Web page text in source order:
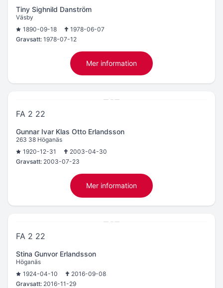
Tiny Sighnild Danström
Väsby
1890-09-18
1978-06-07
Gravsatt: 1978-07-12
Mer information
FA 2 22
Gunnar Ivar Klas Otto Erlandsson
263 38 Höganäs
1920-12-31
2003-04-30
Gravsatt: 2003-07-23
Mer information
FA 2 22
Stina Gunvor Erlandsson
Höganäs
1924-04-10
2016-09-08
Gravsatt: 2016-11-29